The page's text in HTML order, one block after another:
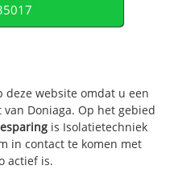
website omdat u een
Doniaga. Op het gebied
is Isolatietechniek
in contact te komen met
actief is.